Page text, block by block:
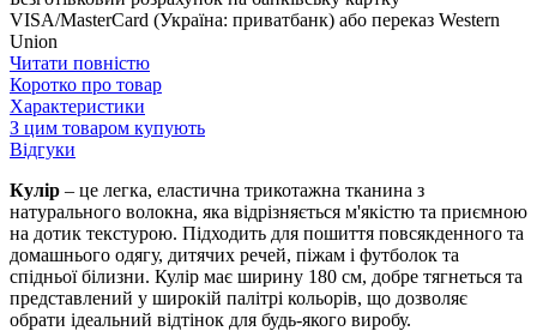
VISA/MasterCard (Україна: приватбанк) або переказ Western
Union
Читати повністю
Коротко про товар
Характеристики
З цим товаром купують
Відгуки
Кулір – це легка, еластична трикотажна тканина з
натурального волокна, яка відрізняється м'якістю та приємною
на дотик текстурою. Підходить для пошиття повсякденного та
домашнього одягу, дитячих речей, піжам і футболок та
спідньої білизни. Кулір має ширину 180 см, добре тягнеться та
представлений у широкій палітрі кольорів, що дозволяє
обрати ідеальний відтінок для будь-якого виробу.